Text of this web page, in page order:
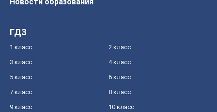
ГДЗ
1 класс 2 класс
3 класс 4 класс
5 класс 6 класс
7 класс 8 класс
9 класс 10 класс